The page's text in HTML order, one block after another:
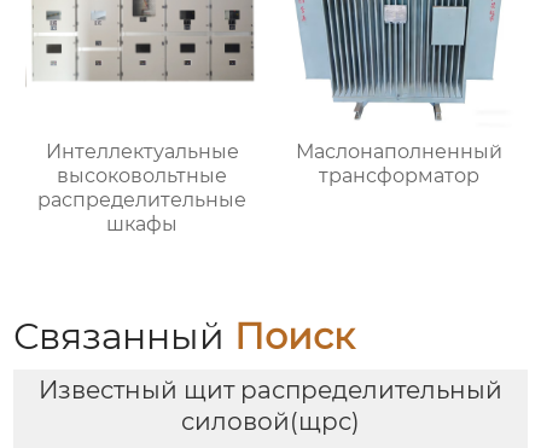
Интеллектуальные
высоковольтные
распределительные
шкафы
Маслонаполненный
трансформатор
Связанный Поиск
Известный щит распределительный
силовой(щрс)